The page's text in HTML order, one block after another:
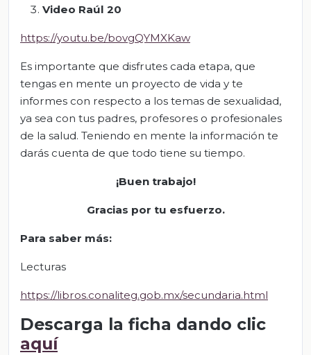
Video Raúl 20
https://youtu.be/bovgQYMXKaw
Es importante que disfrutes cada etapa, que
tengas en mente un proyecto de vida y te
informes con respecto a los temas de sexualidad,
ya sea con tus padres, profesores o profesionales
de la salud. Teniendo en mente la información te
darás cuenta de que todo tiene su tiempo.
¡Buen trabajo!
Gracias por tu esfuerzo.
Para saber más:
Lecturas
https://libros.conaliteg.gob.mx/secundaria.html
Descarga la ficha dando clic
aquí